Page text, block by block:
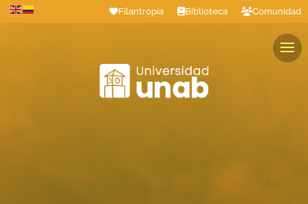
Filantropía Biblioteca Comunidad
Estudiantes Profesores Graduados